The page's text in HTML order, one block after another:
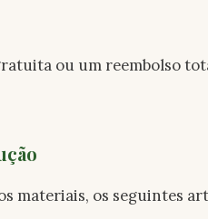
ou um reembolso
materiais, os seguintes